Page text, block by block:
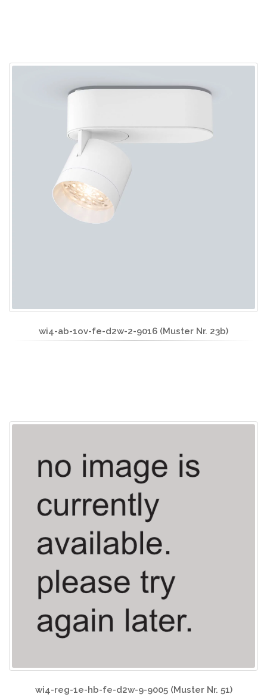
wi4-ab-1ov-fe-d2w-2-9016 (Muster Nr. 23b)
wi4-reg-1e-hb-fe-d2w-9-9005 (Muster Nr. 51)